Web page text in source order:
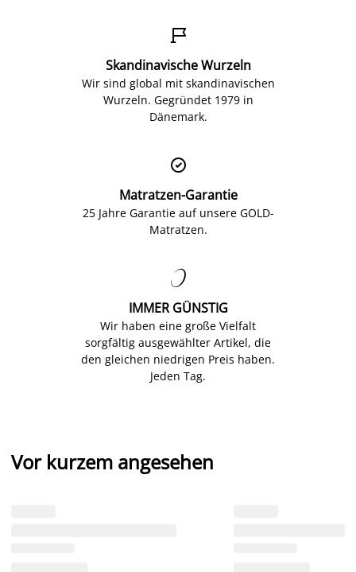

Skandinavische Wurzeln
Wir sind global mit skandinavischen
Wurzeln. Gegründet 1979 in
Dänemark.

Matratzen-Garantie
25 Jahre Garantie auf unsere GOLD-
Matratzen.

IMMER GÜNSTIG
Wir haben eine große Vielfalt
sorgfältig ausgewählter Artikel, die
den gleichen niedrigen Preis haben.
Jeden Tag.
Vor kurzem angesehen